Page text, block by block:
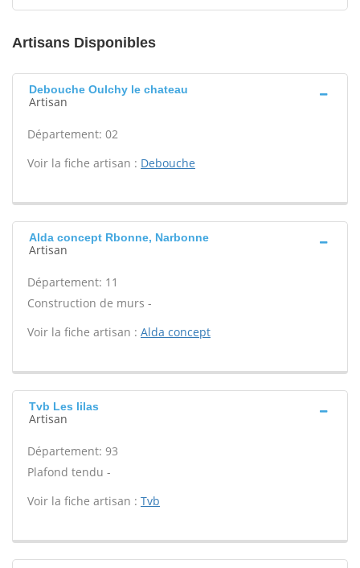
Artisans Disponibles
Debouche Oulchy le chateau
Artisan
Département: 02
Voir la fiche artisan : Debouche
Alda concept Rbonne, Narbonne
Artisan
Département: 11
Construction de murs -
Voir la fiche artisan : Alda concept
Tvb Les lilas
Artisan
Département: 93
Plafond tendu -
Voir la fiche artisan : Tvb